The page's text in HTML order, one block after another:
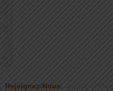
Rejoignez-Nous